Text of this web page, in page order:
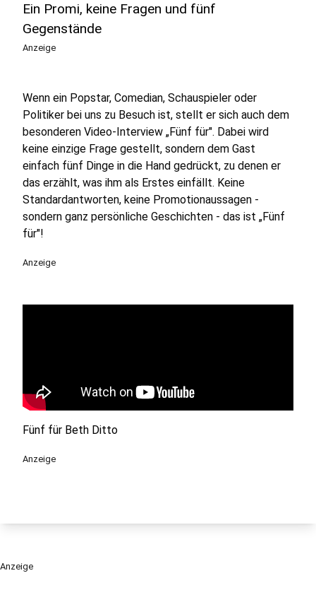
Ein Promi, keine Fragen und fünf
Gegenstände
Anzeige
Wenn ein Popstar, Comedian, Schauspieler oder
Politiker bei uns zu Besuch ist, stellt er sich auch dem
besonderen Video-Interview „Fünf für". Dabei wird
keine einzige Frage gestellt, sondern dem Gast
einfach fünf Dinge in die Hand gedrückt, zu denen er
das erzählt, was ihm als Erstes einfällt. Keine
Standardantworten, keine Promotionaussagen -
sondern ganz persönliche Geschichten - das ist „Fünf
für"!
Anzeige
Fünf für Beth Ditto
Anzeige
Anzeige